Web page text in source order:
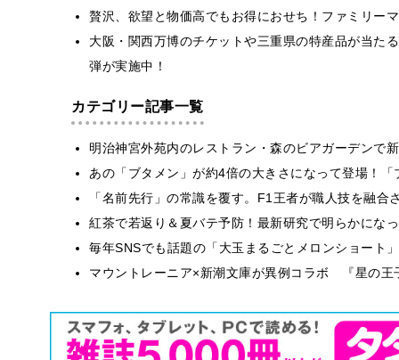
贅沢、欲望と物価高でもお得におせち！ファミリー
大阪・関西万博のチケットや三重県の特産品が当た
弾が実施中！
カテゴリー記事一覧
明治神宮外苑内のレストラン・森のビアガーデンで
あの「ブタメン」が約4倍の大きさになって登場！
「名前先行」の常識を覆す。F1王者が職人技を融
紅茶で若返り＆夏バテ予防！最新研究で明らかにな
毎年SNSでも話題の「大玉まるごとメロンショート
マウントレーニア×新潮文庫が異例コラボ 『星の